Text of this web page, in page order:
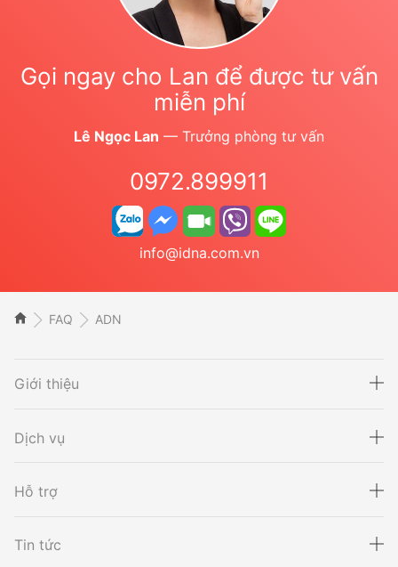
Gọi ngay cho Lan để được tư vấn
miễn phí
Lê Ngọc Lan — Trưởng phòng tư vấn
0972.899911
info@idna.com.vn
FAQ ADN
Giới thiệu
Dịch vụ
Hỗ trợ
Tin tức